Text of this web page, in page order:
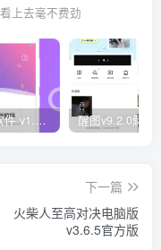
上去毫不费劲
快视频制作软件 v1.1.1安卓版
下一篇
火柴人至高对决电脑版
v3.6.5官方版